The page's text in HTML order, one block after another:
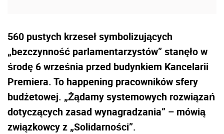
560 pustych krzeseł symbolizujących
„bezczynność parlamentarzystów” stanęło w
środę 6 września przed budynkiem Kancelarii
Premiera. To happening pracowników sfery
budżetowej. „Żądamy systemowych rozwiązań
dotyczących zasad wynagradzania” – mówią
związkowcy z „Solidarności”.